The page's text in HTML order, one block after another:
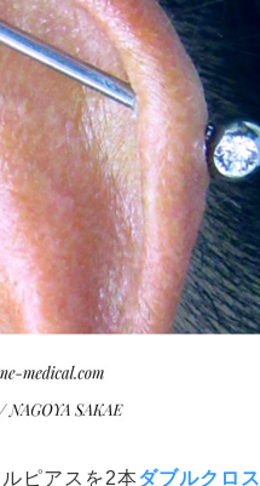
ピアスを2本ダブルクロス